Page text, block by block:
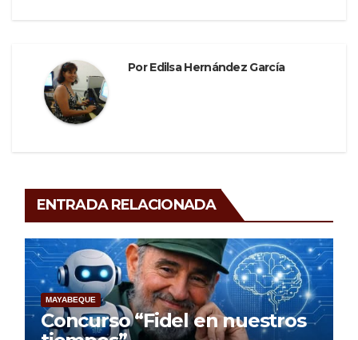
PorEdilsa Hernández García
ENTRADA RELACIONADA
MAYABEQUE
Concurso “Fidel en nuestros